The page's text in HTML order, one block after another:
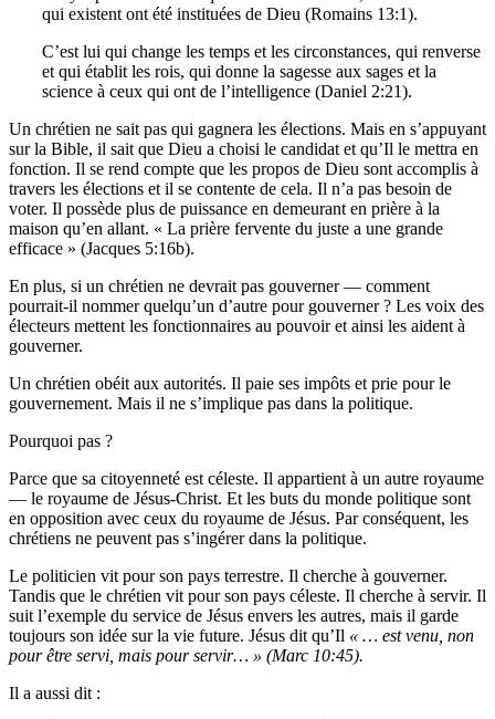
qui existent ont été instituées de Dieu (Romains 13:1).
C’est lui qui change les temps et les circonstances, qui renverse
et qui établit les rois, qui donne la sagesse aux sages et la
science à ceux qui ont de l’intelligence (Daniel 2:21).
Un chrétien ne sait pas qui gagnera les élections. Mais en s’appuyant
sur la Bible, il sait que Dieu a choisi le candidat et qu’Il le mettra en
fonction. Il se rend compte que les propos de Dieu sont accomplis à
travers les élections et il se contente de cela. Il n’a pas besoin de
voter. Il possède plus de puissance en demeurant en prière à la
maison qu’en allant. « La prière fervente du juste a une grande
efficace » (Jacques 5:16b).
En plus, si un chrétien ne devrait pas gouverner — comment
pourrait-il nommer quelqu’un d’autre pour gouverner ? Les voix des
électeurs mettent les fonctionnaires au pouvoir et ainsi les aident à
gouverner.
Un chrétien obéit aux autorités. Il paie ses impôts et prie pour le
gouvernement. Mais il ne s’implique pas dans la politique.
Pourquoi pas ?
Parce que sa citoyenneté est céleste. Il appartient à un autre royaume
— le royaume de Jésus-Christ. Et les buts du monde politique sont
en opposition avec ceux du royaume de Jésus. Par conséquent, les
chrétiens ne peuvent pas s’ingérer dans la politique.
Le politicien vit pour son pays terrestre. Il cherche à gouverner.
Tandis que le chrétien vit pour son pays céleste. Il cherche à servir. Il
suit l’exemple du service de Jésus envers les autres, mais il garde
toujours son idée sur la vie future. Jésus dit qu’Il « … est venu, non
pour être servi, mais pour servir… » (Marc 10:45).
Il a aussi dit :